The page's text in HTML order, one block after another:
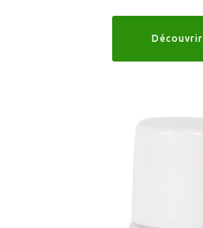
Découvrir